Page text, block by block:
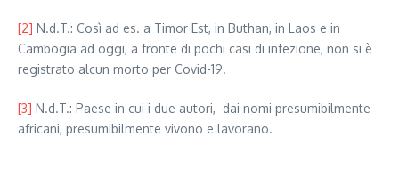
[2] N.d.T.: Così ad es. a Timor Est, in Buthan, in Laos e in
Cambogia ad oggi, a fronte di pochi casi di infezione, non si è
registrato alcun morto per Covid-19.
[3] N.d.T.: Paese in cui i due autori, dai nomi presumibilmente
africani, presumibilmente vivono e lavorano.